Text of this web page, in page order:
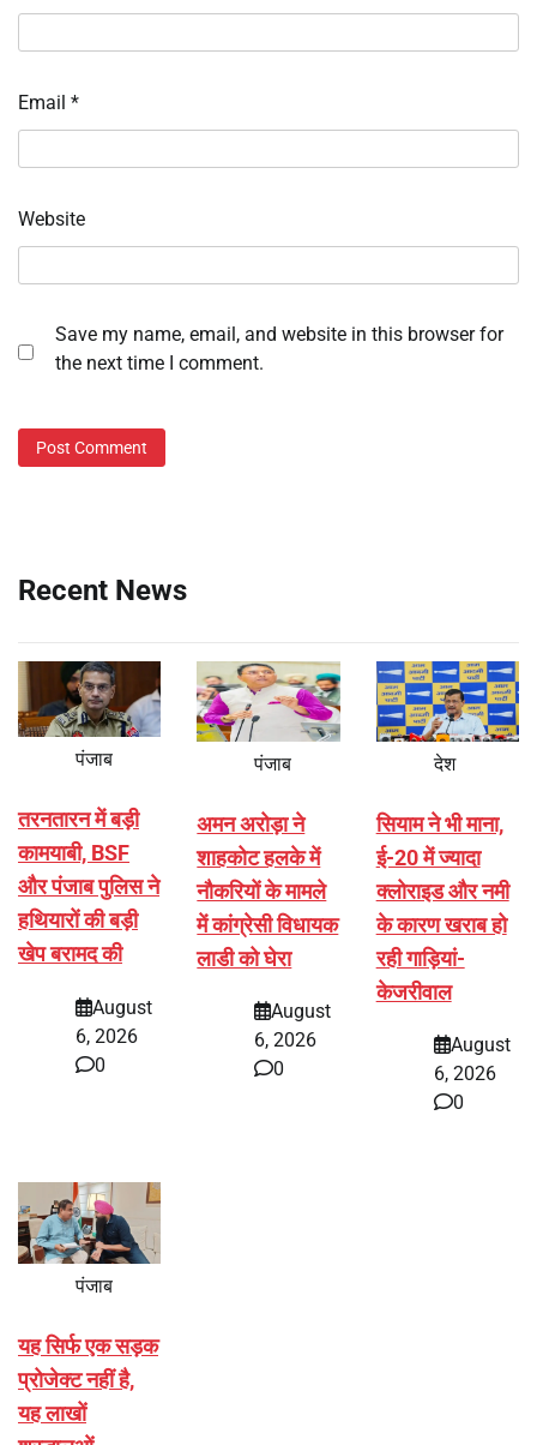
Email *
Website
Save my name, email, and website in this browser for
the next time I comment.
Recent News
पंजाब
तरनतारन में बड़ी
कामयाबी, BSF
और पंजाब पुलिस ने
हथियारों की बड़ी
खेप बरामद की
August
6, 2026
0
पंजाब
अमन अरोड़ा ने
शाहकोट हलके में
नौकरियों के मामले
में कांग्रेसी विधायक
लाडी को घेरा
August
6, 2026
0
देश
सियाम ने भी माना,
ई-20 में ज्यादा
क्लोराइड और नमी
के कारण खराब हो
रही गाड़ियां-
केजरीवाल
August
6, 2026
0
पंजाब
यह सिर्फ एक सड़क
प्रोजेक्ट नहीं है,
यह लाखों